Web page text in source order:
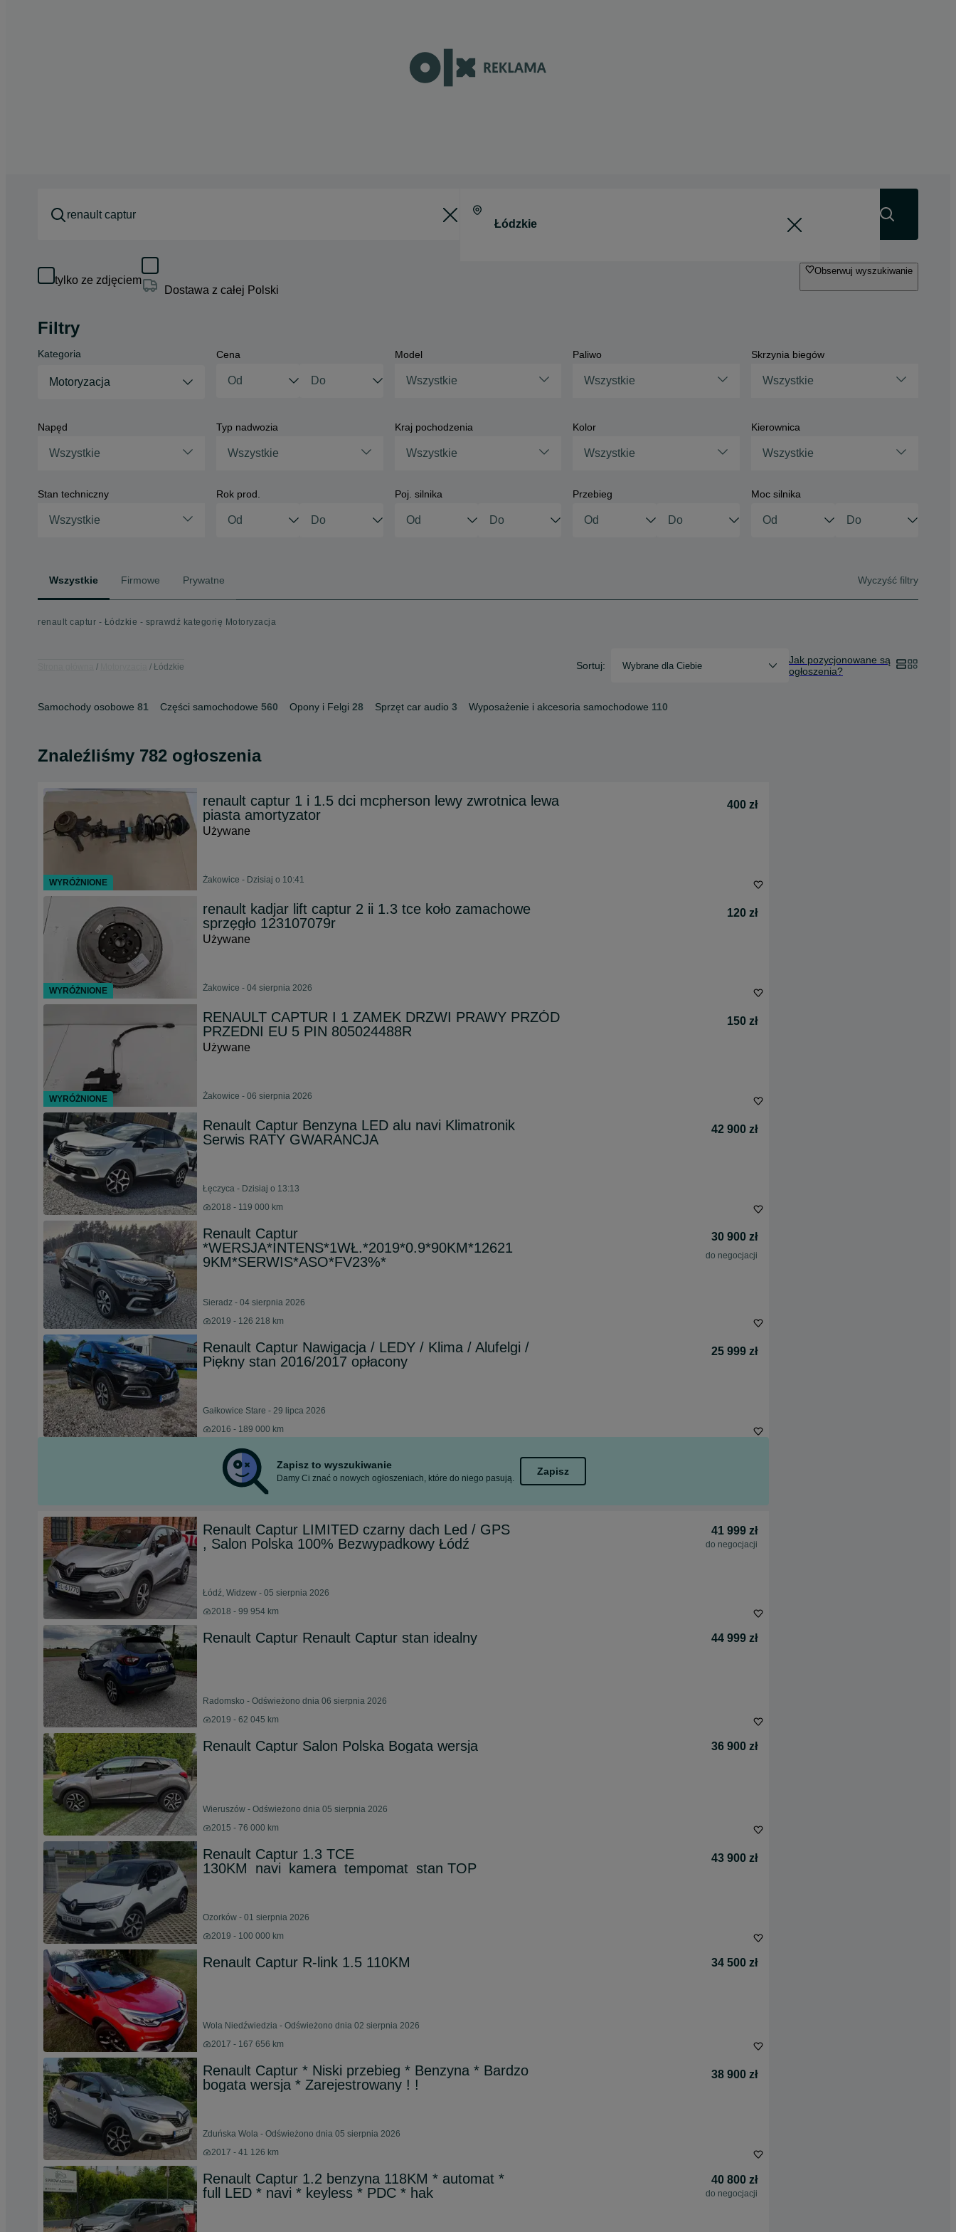
tylko ze zdjęciem
Dostawa z całej Polski
Obserwuj wyszukiwanie
Filtry
Kategoria
Motoryzacja
Cena Model
Wszystkie
Paliwo
Wszystkie
Skrzynia biegów
Wszystkie
Napęd
Wszystkie
Typ nadwozia
Wszystkie
Kraj pochodzenia
Wszystkie
Kolor
Wszystkie
Kierownica
Wszystkie
Stan techniczny
Wszystkie
Rok prod. Poj. silnika Przebieg Moc silnika
Wszystkie Firmowe Prywatne Wyczyść filtry
renault captur - Łódzkie - sprawdź kategorię Motoryzacja
Łódzkie Sortuj: Wybrane dla Ciebie
Jak pozycjonowane są
ogłoszenia?
Samochody osobowe 81 Części samochodowe 560 Opony i Felgi 28 Sprzęt car audio 3 Wyposażenie i akcesoria samochodowe 110
Znaleźliśmy 782 ogłoszenia
renault captur 1 i 1.5 dci mcpherson lewy zwrotnica lewa
piasta amortyzator
400 zł
Używane
Żakowice - Dzisiaj o 10:41
renault kadjar lift captur 2 ii 1.3 tce koło zamachowe
sprzęgło 123107079r
120 zł
Używane
Żakowice - 04 sierpnia 2026
RENAULT CAPTUR I 1 ZAMEK DRZWI PRAWY PRZÓD
PRZEDNI EU 5 PIN 805024488R
150 zł
Używane
Żakowice - 06 sierpnia 2026
Renault Captur Benzyna LED alu navi Klimatronik
Serwis RATY GWARANCJA
42 900 zł
Łęczyca - Dzisiaj o 13:13
2018 - 119 000 km
Renault Captur
*WERSJA*INTENS*1WŁ.*2019*0.9*90KM*12621
9KM*SERWIS*ASO*FV23%*
30 900 zł
do negocjacji
Sieradz - 04 sierpnia 2026
2019 - 126 218 km
Renault Captur Nawigacja / LEDY / Klima / Alufelgi /
Piękny stan 2016/2017 opłacony
25 999 zł
Gałkowice Stare - 29 lipca 2026
2016 - 189 000 km
Zapisz to wyszukiwanie
Damy Ci znać o nowych ogłoszeniach, które do niego pasują.
Zapisz
Renault Captur LIMITED czarny dach Led / GPS
, Salon Polska 100% Bezwypadkowy Łódź
41 999 zł
do negocjacji
Łódź, Widzew - 05 sierpnia 2026
2018 - 99 954 km
Renault Captur Renault Captur stan idealny 44 999 zł
Radomsko - Odświeżono dnia 06 sierpnia 2026
2019 - 62 045 km
Renault Captur Salon Polska Bogata wersja 36 900 zł
Wieruszów - Odświeżono dnia 05 sierpnia 2026
2015 - 76 000 km
Renault Captur 1.3 TCE
130KM_navi_kamera_tempomat_stan TOP
43 900 zł
Ozorków - 01 sierpnia 2026
2019 - 100 000 km
Renault Captur R-link 1.5 110KM 34 500 zł
Wola Niedźwiedzia - Odświeżono dnia 02 sierpnia 2026
2017 - 167 656 km
Renault Captur * Niski przebieg * Benzyna * Bardzo
bogata wersja * Zarejestrowany ! !
38 900 zł
Zduńska Wola - Odświeżono dnia 05 sierpnia 2026
2017 - 41 126 km
Renault Captur 1.2 benzyna 118KM * automat *
full LED * navi * keyless * PDC * hak
40 800 zł
do negocjacji
WYRÓŻNIONE
WYRÓŻNIONE
WYRÓŻNIONE